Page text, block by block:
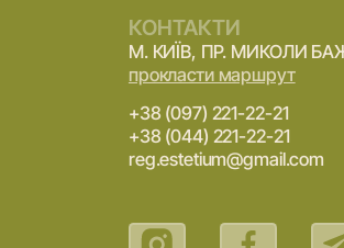
КОНТАКТИ
М. КИЇВ, ПР. МИКОЛИ
прокласти маршрут
+38 (097) 221-22-21
+38 (044) 221-22-21
reg.estetium@gmail.com